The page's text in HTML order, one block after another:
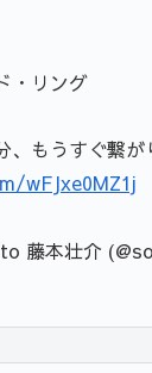
・リング
、もうすぐ繋が
wFJxe0MZ1j
藤本壮介